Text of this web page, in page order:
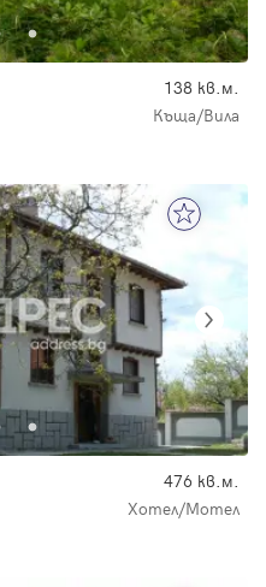
138 кв.м.
Къща/Вила
476 кв.м.
Хотел/Мотел